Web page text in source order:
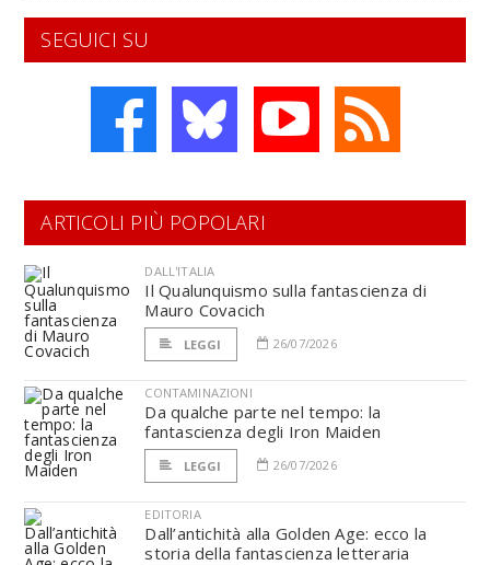
SEGUICI SU
ARTICOLI PIÙ POPOLARI
DALL'ITALIA
Il Qualunquismo sulla fantascienza di
Mauro Covacich
LEGGI 26/07/2026
CONTAMINAZIONI
Da qualche parte nel tempo: la
fantascienza degli Iron Maiden
LEGGI 26/07/2026
EDITORIA
Dall’antichità alla Golden Age: ecco la
storia della fantascienza letteraria